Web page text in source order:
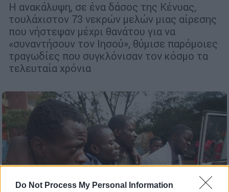
Do Not Process My Personal Information
Η ανακάλυψη, σε ένα δάσος της Κένυας,
τουλάχιστον 73 νεκρών μελών μιας αίρεσης
που νήστεψαν μέχρι θανάτου για να
«συναντήσουν τον Ιησού», θύμισε παρόμοιες
τραγωδίες που συγκλόνισαν τον κόσμο τα
τελευταία χρόνια